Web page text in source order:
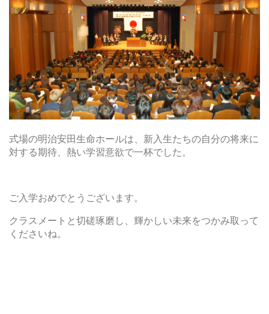
式場の明治安田生命ホールは、新入生たちの自分の将来に
対する期待、熱い学習意欲で一杯でした。
ご入学おめでとうございます。
クラスメートと切磋琢磨し、輝かしい未来をつかみ取って
くださいね。